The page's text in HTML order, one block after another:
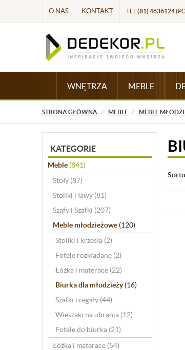
O NAS KONTAKT TEL (81) 4636124
WNĘTRZA MEBLE
STRONA GŁÓWNA MEBLE MEBLE
KATEGORIE
Meble (841)
Stoły (87)
Stoliki i ławy (81)
Szafy i Szafki (207)
Meble młodzieżowe (120)
Stoliki i krzesła (2)
Fotele rozkładane (2)
Łóżka i materace (22)
Biurka dla młodzieży(16)
Szafki i regały (44)
Wieszaki na ubrania (12)
Fotele do biurka (21)
Łóżka i materace (54)